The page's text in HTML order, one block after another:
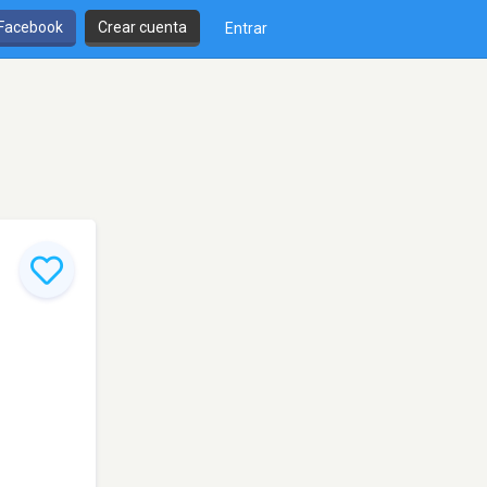
Crear cuenta Entrar